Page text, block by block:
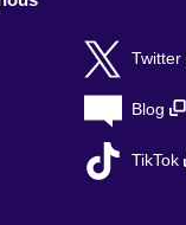
Twitter
Blog
TikTok